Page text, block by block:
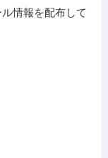
情報を配布して